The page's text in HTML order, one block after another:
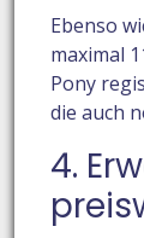
Ebenso
maximal
Pony
die auch
4.